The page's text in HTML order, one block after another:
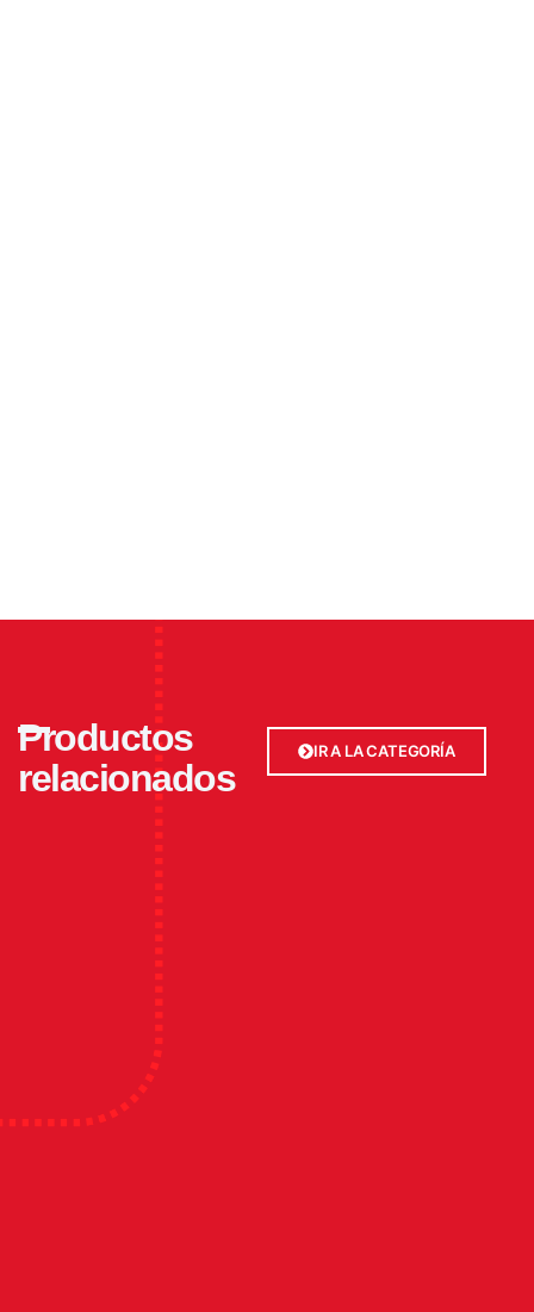
Productos
relacionados
IR A LA CATEGORÍA